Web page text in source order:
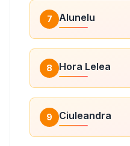
7 Alunelu
8 Hora Lelea
9 Ciuleandra